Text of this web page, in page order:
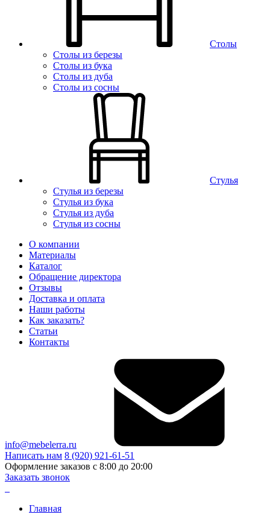
Столы
Столы из березы
Столы из бука
Столы из дуба
Столы из сосны
Стулья
Стулья из березы
Стулья из бука
Стулья из дуба
Стулья из сосны
О компании
Материалы
Каталог
Обращение директора
Отзывы
Доставка и оплата
Наши работы
Как заказать?
Статьи
Контакты
info@mebelerra.ru
Написать нам 8 (920) 921-61-51
Оформление заказов с 8:00 до 20:00
Заказать звонок
Главная